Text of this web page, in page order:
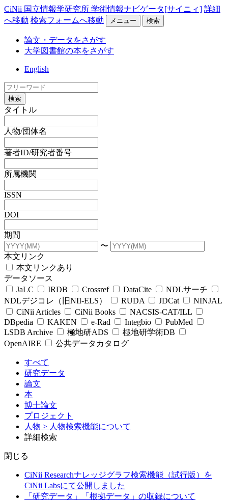
CiNii 国立情報学研究所 学術情報ナビゲータ[サイニィ] 詳細
へ移動 検索フォームへ移動 メニュー 検索
論文・データをさがす
大学図書館の本をさがす
English
検索
タイトル
人物/団体名
著者ID/研究者番号
所属機関
ISSN
DOI
期間
〜
本文リンク
本文リンクあり
データソース
JaLC
IRDB Crossref DataCite
NDLサーチ
NDLデジコレ（旧NII-ELS）
RUDA JDCat
NINJAL
CiNii Articles
CiNii Books
NACSIS-CAT/ILL
DBpedia
KAKEN e-Rad Integbio
PubMed
LSDB Archive
極地研ADS
極地研学術DB
OpenAIRE
公共データカタログ
すべて
研究データ
論文
本
博士論文
プロジェクト
人物 > 人物検索機能について
詳細検索
閉じる
CiNii Researchナレッジグラフ検索機能（試行版）を
CiNii Labsにて公開しました
「研究データ」「根拠データ」の収録について